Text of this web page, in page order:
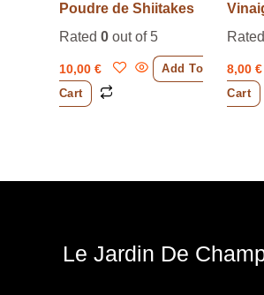
Poudre de Shiitakes
Rated 0out of 5
10,00 €
Add To
Cart
8,00€
Cart
Le Jardin De